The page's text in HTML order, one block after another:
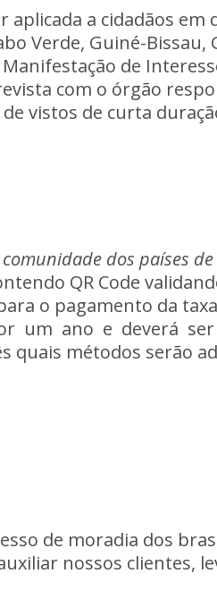
aplicada a cidadãos em
Verde, Guiné-Bissau,
Manifestação de
com o órgão
de vistos de curta
comunidade dos países de
QR Code
o pagamento da taxa
um ano e deverá ser
quais métodos serão
de moradia dos
nossos clientes,